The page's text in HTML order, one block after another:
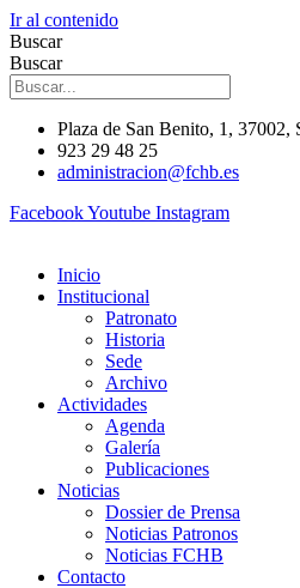
Ir al contenido
Buscar
Buscar
Plaza de San Benito, 1, 37002,
923 29 48 25
administracion@fchb.es
FacebookYoutube Instagram
Inicio
Institucional
Patronato
Historia
Sede
Archivo
Actividades
Agenda
Galería
Publicaciones
Noticias
Dossier de Prensa
Noticias Patronos
Noticias FCHB
Contacto